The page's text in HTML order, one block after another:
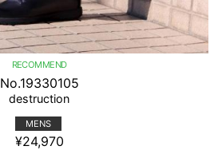
RECOMMEND
No.19330105
destruction
MENS
¥24,970